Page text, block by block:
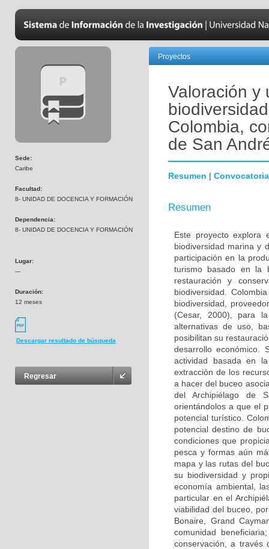
Sede:
Caribe
Facultad:
8- UNIDAD DE DOCENCIA Y FORMACIÓN
Dependencia:
8- UNIDAD DE DOCENCIA Y FORMACIÓN
Lugar:
---
Duración:
12 meses
Descargar resultado de búsqueda
Regresar
Proyectos
Valoración y
Colombia,
de San
Resumen | Convocatoria
Resumen
Este proyecto
biodiversidad marina y
participación en la
turismo basado en la
restauración y
biodiversidad.
biodiversidad,
(Cesar, 2000), para
alternativas de uso,
posibilitan su
desarrollo económico.
actividad basada en
extracción de los
a hacer del buceo
del Archipiélago de
orientándolos a que el
potencial turístico.
potencial destino de
condiciones que
pesca y formas aún
mapa y las rutas del
su biodiversidad y
economía ambiental,
particular en el
viabilidad del buceo,
Bonaire, Grand
comunidad
conservación, a través